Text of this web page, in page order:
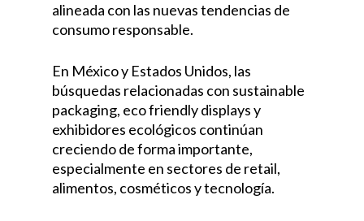
alineada con las nuevas tendencias de
consumo responsable.
En México y Estados Unidos, las
búsquedas relacionadas con sustainable
packaging, eco friendly displays y
exhibidores ecológicos continúan
creciendo de forma importante,
especialmente en sectores de retail,
alimentos, cosméticos y tecnología.